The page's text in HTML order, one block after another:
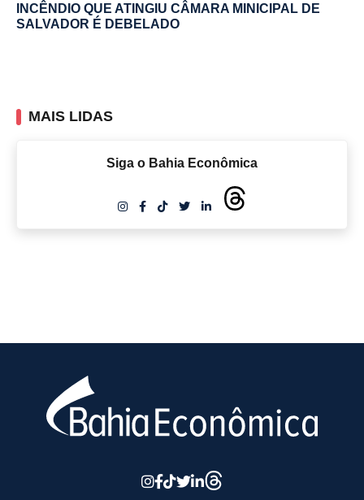
INCÊNDIO QUE ATINGIU CÂMARA MINICIPAL DE
SALVADOR É DEBELADO
MAIS LIDAS
Siga o Bahia Econômica